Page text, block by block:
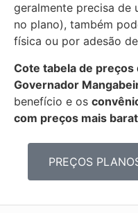
geralmente precisa de
no plano), também
física ou por adesão
Cote tabela de preços
Governador
benefício e os
com preços mais
PREÇOS